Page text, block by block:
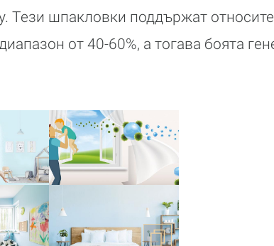
шпакловки поддържат
от 40-60%, а тогава боята